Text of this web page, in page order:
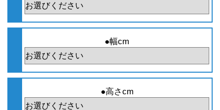
●幅cm
●高さcm